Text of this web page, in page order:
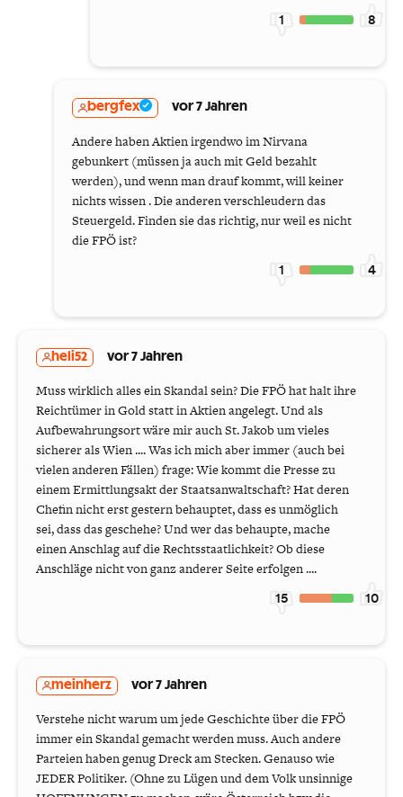
1 8
bergfex vor 7 Jahren
Andere haben Aktien irgendwo im Nirvana
gebunkert (müssen ja auch mit Geld bezahlt
werden), und wenn man drauf kommt, will keiner
nichts wissen . Die anderen verschleudern das
Steuergeld. Finden sie das richtig, nur weil es nicht
die FPÖ ist?
1 4
heli52 vor 7 Jahren
Muss wirklich alles ein Skandal sein? Die FPÖ hat halt ihre
Reichtümer in Gold statt in Aktien angelegt. Und als
Aufbewahrungsort wäre mir auch St. Jakob um vieles
sicherer als Wien .... Was ich mich aber immer (auch bei
vielen anderen Fällen) frage: Wie kommt die Presse zu
einem Ermittlungsakt der Staatsanwaltschaft? Hat deren
Chefin nicht erst gestern behauptet, dass es unmöglich
sei, dass das geschehe? Und wer das behaupte, mache
einen Anschlag auf die Rechtsstaatlichkeit? Ob diese
Anschläge nicht von ganz anderer Seite erfolgen ....
15 10
meinherz vor 7 Jahren
Verstehe nicht warum um jede Geschichte über die FPÖ
immer ein Skandal gemacht werden muss. Auch andere
Parteien haben genug Dreck am Stecken. Genauso wie
JEDER Politiker. (Ohne zu Lügen und dem Volk unsinnige